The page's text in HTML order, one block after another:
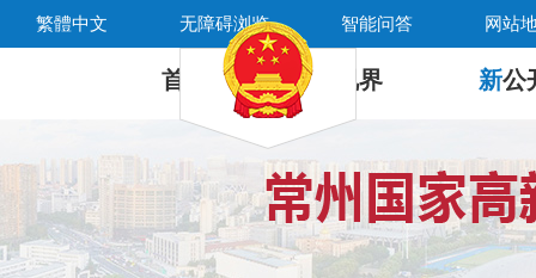
繁體中文 无障碍浏览 智能问答 网站
首 页 新 视界 新公